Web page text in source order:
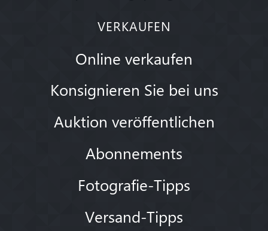
VERKAUFEN
Online verkaufen
Konsignieren Sie bei uns
Auktion veröffentlichen
Abonnements
Fotografie-Tipps
Versand-Tipps